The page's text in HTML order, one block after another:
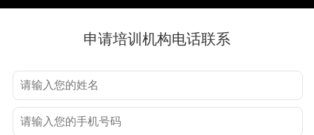
申请培训机构电话联系